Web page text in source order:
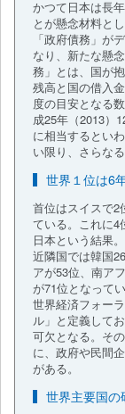
かつて日本は長
とが懸念材料と
「政府債務」が
なり、新たな懸
務」とは、国が
残高と国の借入
度の目安となる
成25年（2013）
に相当するとい
い限り、さらな
世界１位は6
首位はスイスで2
ている。これに4
日本という結果。
近隣国では韓国
アが53位、南ア
が71位となってい
世界経済フォー
ル」と定義して
可欠となる。そ
に、政府や民間
がある。
世界主要国の